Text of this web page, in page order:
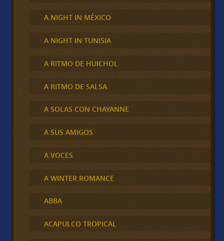
A NIGHT IN MÉXICO
A NIGHT IN TUNISIA
A RITMO DE HUICHOL
A RITMO DE SALSA
A SOLAS CON CHAYANNE
A SUS AMIGOS
A VOCES
A WINTER ROMANCE
ABBA
ACAPULCO TROPICAL